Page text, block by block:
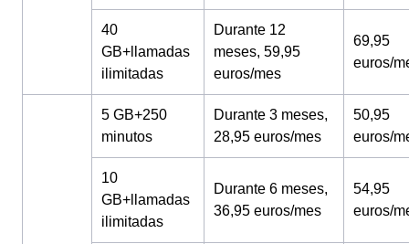
40
GB+llamadas
ilimitadas
Durante 12
meses, 59,95
euros/mes
69,95
euros/
5 GB+250
minutos
Durante 3 meses,
28,95 euros/mes
50,95
euros/
10
GB+llamadas
ilimitadas
Durante 6 meses,
36,95 euros/mes
54,95
euros/